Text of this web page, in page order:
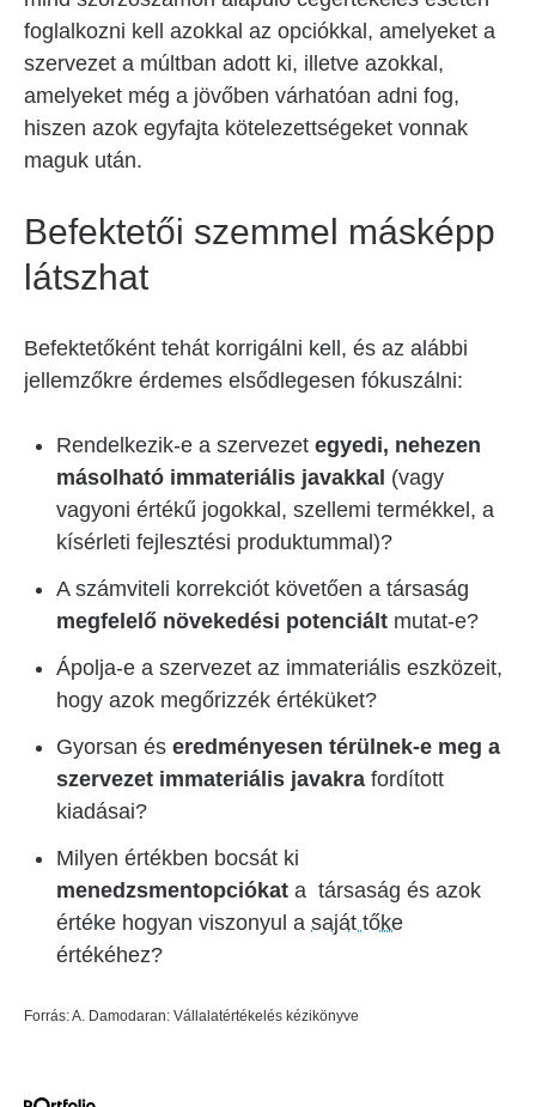
foglalkozni kell azokkal az opciókkal, amelyeket a
szervezet a múltban adott ki, illetve azokkal,
amelyeket még a jövőben várhatóan adni fog,
hiszen azok egyfajta kötelezettségeket vonnak
maguk után.
Befektetői szemmel másképp
látszhat
Befektetőként tehát korrigálni kell, és az alábbi
jellemzőkre érdemes elsődlegesen fókuszálni:
Rendelkezik-e a szervezet egyedi, nehezen
másolható immateriális javakkal (vagy
vagyoni értékű jogokkal, szellemi termékkel, a
kísérleti fejlesztési produktummal)?
A számviteli korrekciót követően a társaság
megfelelő növekedési potenciált mutat-e?
Ápolja-e a szervezet az immateriális eszközeit,
hogy azok megőrizzék értéküket?
Gyorsan és eredményesen térülnek-e meg a
szervezet immateriális javakra fordított
kiadásai?
Milyen értékben bocsát ki
menedzsmentopciókat a társaság és azok
értéke hogyan viszonyul a saját tőke
értékéhez?
Forrás: A. Damodaran: Vállalatértékelés kézikönyve